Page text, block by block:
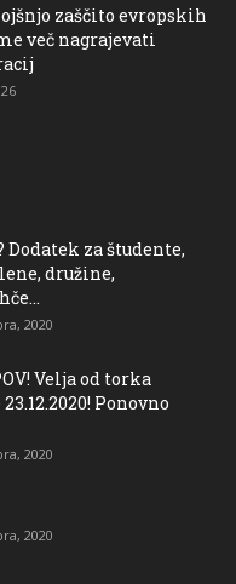
zaščito evropskih
več nagrajevati
Dodatek za študente,
družine,
2020
Velja od torka
23.12.2020! Ponovno
2020
2020